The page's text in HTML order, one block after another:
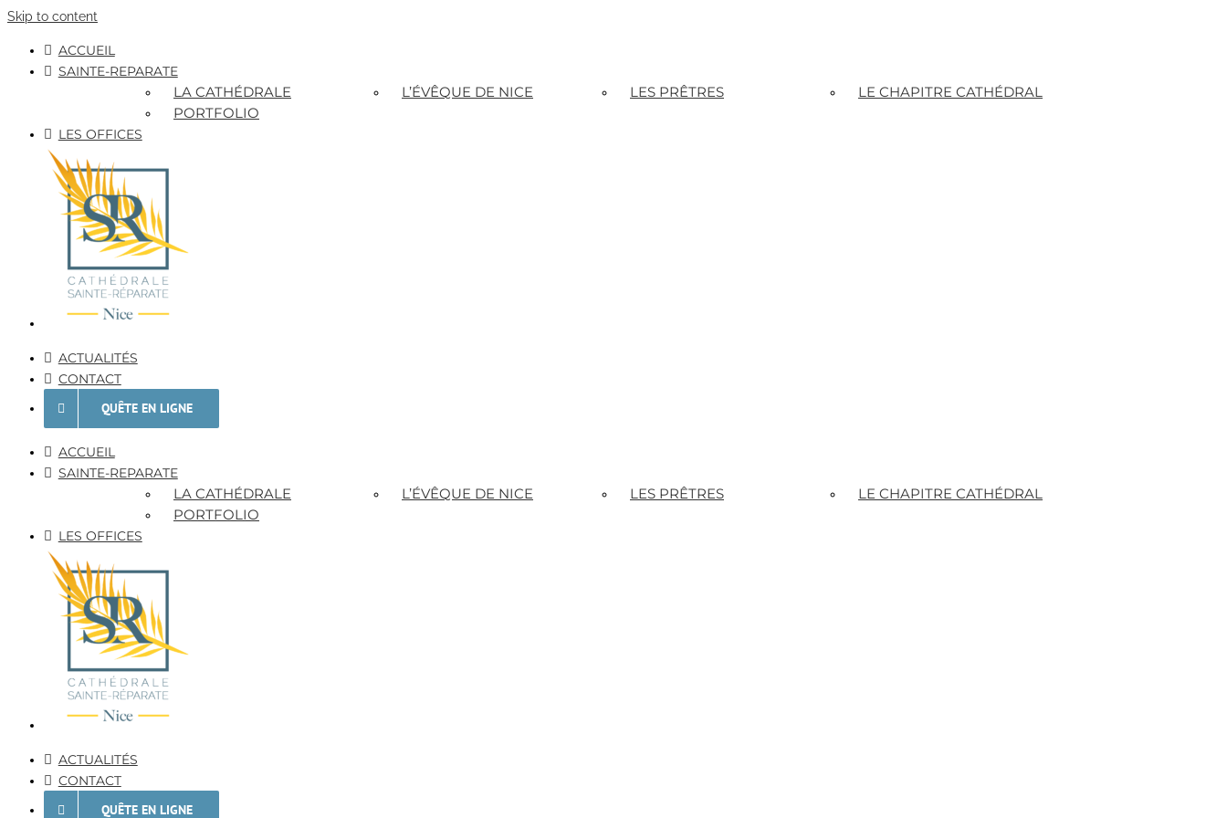
Skip to content
ACCUEIL
SAINTE-REPARATE
LA CATHÉDRALE L’ÉVÊQUE DE NICE LES PRÊTRES
LE CHAPITRE CATHÉDRAL
PORTFOLIO
LES OFFICES
ACTUALITÉS
CONTACT
QUÊTE EN LIGNE
ACCUEIL
SAINTE-REPARATE
LA CATHÉDRALE L’ÉVÊQUE DE NICE LES PRÊTRES
LE CHAPITRE CATHÉDRAL
PORTFOLIO
LES OFFICES
ACTUALITÉS
CONTACT
QUÊTE EN LIGNE